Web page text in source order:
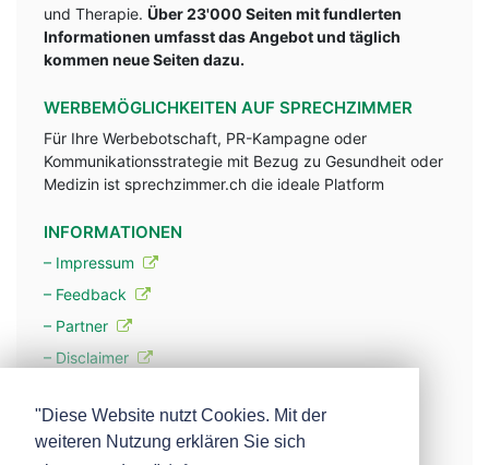
und Therapie. Über 23'000 Seiten mit fundlerten
Informationen umfasst das Angebot und täglich
kommen neue Seiten dazu.
WERBEMÖGLICHKEITEN AUF SPRECHZIMMER
Für Ihre Werbebotschaft, PR-Kampagne oder
Kommunikationsstrategie mit Bezug zu Gesundheit oder
Medizin ist sprechzimmer.ch die ideale Platform
INFORMATIONEN
– Impressum
– Feedback
– Partner
– Disclaimer
– Werbung
"Diese Website nutzt Cookies. Mit der
weiteren Nutzung erklären Sie sich